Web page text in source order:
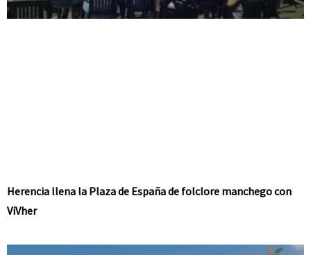
Herencia llena la Plaza de España de folclore manchego con
ViVher